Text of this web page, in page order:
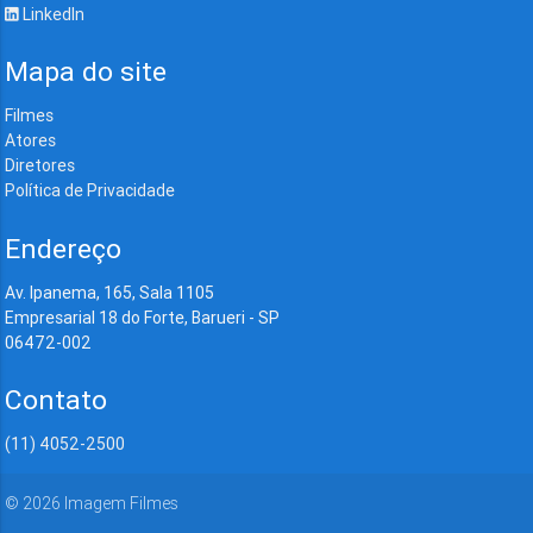
LinkedIn
Mapa do site
Filmes
Atores
Diretores
Política de Privacidade
Endereço
Av. Ipanema, 165, Sala 1105
Empresarial 18 do Forte, Barueri - SP
06472-002
Contato
(11) 4052-2500
© 2026 Imagem Filmes